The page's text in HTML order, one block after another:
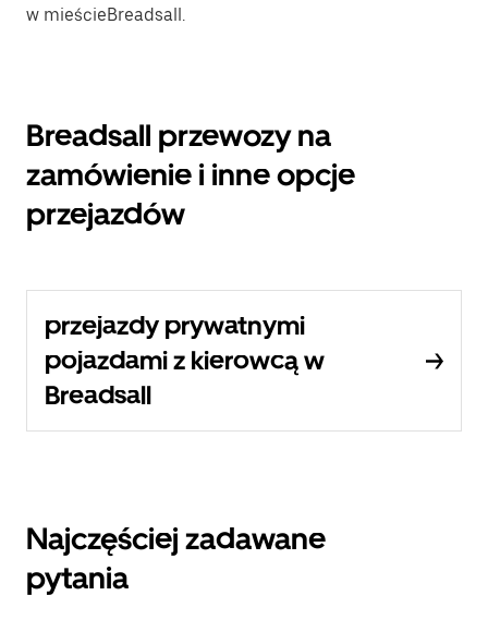
w mieścieBreadsall.
Breadsall przewozy na
zamówienie i inne opcje
przejazdów
przejazdy prywatnymi
pojazdami z kierowcą w
Breadsall
Najczęściej zadawane
pytania